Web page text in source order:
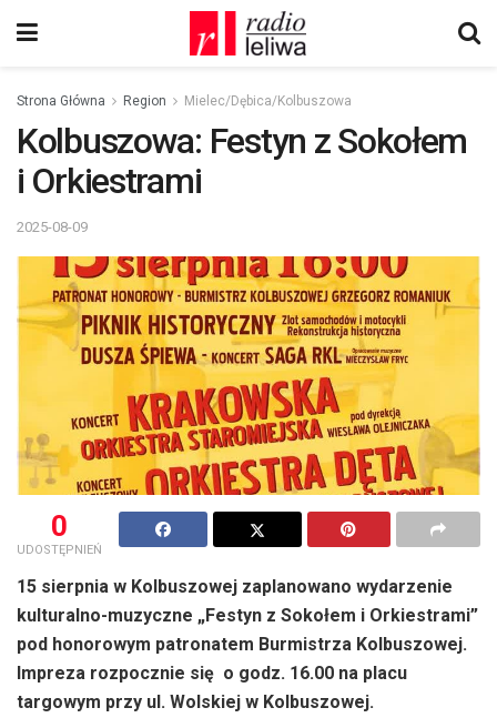
Strona Główna Region Mielec/Dębica/Kolbuszowa
Kolbuszowa: Festyn z Sokołem
i Orkiestrami
2025-08-09
0
UDOSTĘPNIEŃ
15 sierpnia w Kolbuszowej zaplanowano wydarzenie
kulturalno-muzyczne „Festyn z Sokołem i Orkiestrami”
pod honorowym patronatem Burmistrza Kolbuszowej.
Impreza rozpocznie się o godz. 16.00 na placu
targowym przy ul. Wolskiej w Kolbuszowej.